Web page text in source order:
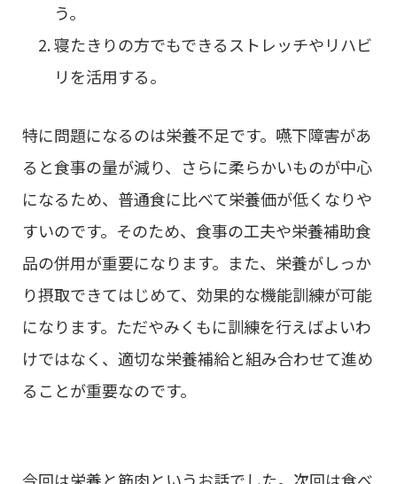
う。
寝たきりの方でもできるストレッチやリハビ
リを活用する。
特に問題になるのは栄養不足です。嚥下障害があ
ると食事の量が減り、さらに柔らかいものが中心
になるため、普通食に比べて栄養価が低くなりや
すいのです。そのため、食事の工夫や栄養補助食
品の併用が重要になります。また、栄養がしっか
り摂取できてはじめて、効果的な機能訓練が可能
になります。ただやみくもに訓練を行えばよいわ
けではなく、適切な栄養補給と組み合わせて進め
ることが重要なのです。